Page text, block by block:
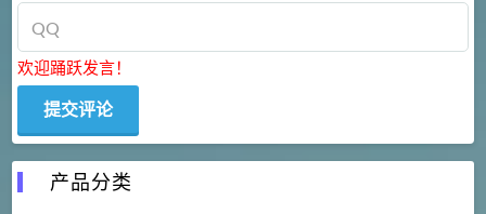
欢迎踊跃发言！
产品分类